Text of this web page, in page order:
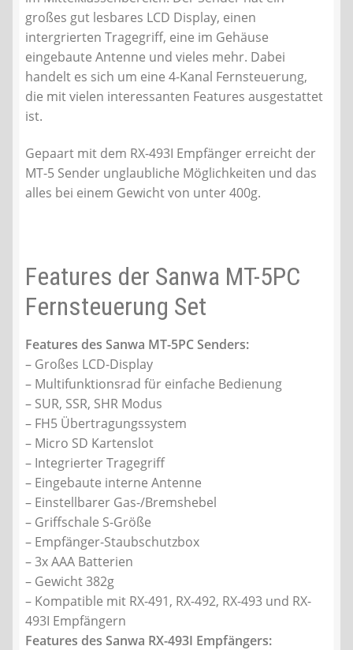
großes gut lesbares LCD Display, einen
intergrierten Tragegriff, eine im Gehäuse
eingebaute Antenne und vieles mehr. Dabei
handelt es sich um eine 4-Kanal Fernsteuerung,
die mit vielen interessanten Features ausgestattet
ist.
Gepaart mit dem RX-493I Empfänger erreicht der
MT-5 Sender unglaubliche Möglichkeiten und das
alles bei einem Gewicht von unter 400g.
Features der Sanwa MT-5PC
Fernsteuerung Set
Features des Sanwa MT-5PC Senders:
– Großes LCD-Display
– Multifunktionsrad für einfache Bedienung
– SUR, SSR, SHR Modus
– FH5 Übertragungssystem
– Micro SD Kartenslot
– Integrierter Tragegriff
– Eingebaute interne Antenne
– Einstellbarer Gas-/Bremshebel
– Griffschale S-Größe
– Empfänger-Staubschutzbox
– 3x AAA Batterien
– Gewicht 382g
– Kompatible mit RX-491, RX-492, RX-493 und RX-
493I Empfängern
Features des Sanwa RX-493I Empfängers: